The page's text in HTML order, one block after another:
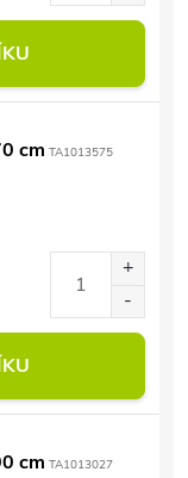
cm TA1013575
cm TA1013027